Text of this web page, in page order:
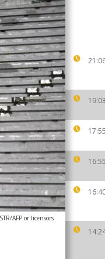
19:03
17:55
16:55
STR/AFP or licensors